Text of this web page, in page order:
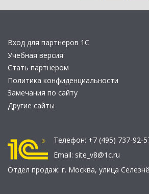
Вход для партнеров 1С
Учебная версия
Стать партнером
Политика конфиденциальности
Замечания по сайту
Другие сайты
Телефон: +7 (495) 737-92-
Email: site_v8@1c.ru
Отдел продаж: г. Москва, улица